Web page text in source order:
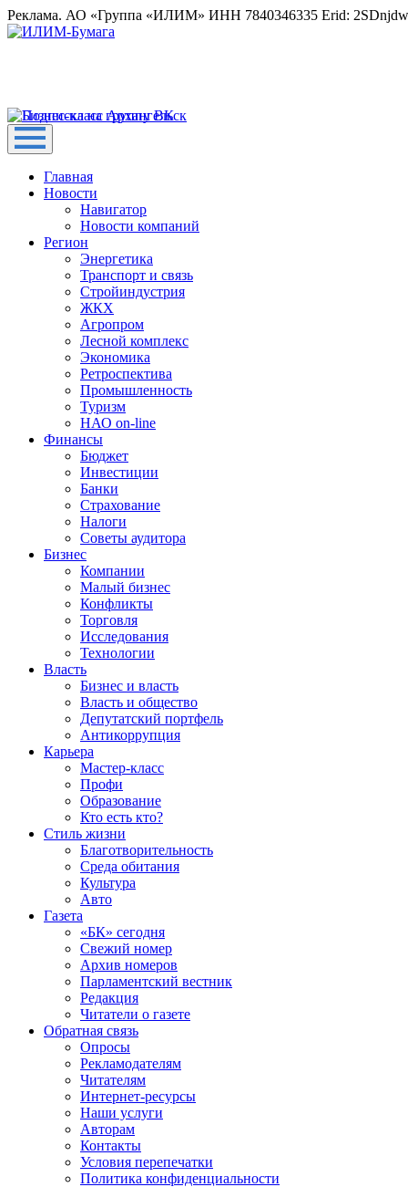
Реклама. АО «Группа «ИЛИМ» ИНН 7840346335 Erid:
Главная
Новости
Навигатор
Новости компаний
Регион
Энергетика
Транспорт и связь
Стройиндустрия
ЖКХ
Агропром
Лесной комплекс
Экономика
Ретроспектива
Промышленность
Туризм
НАО on-line
Финансы
Бюджет
Инвестиции
Банки
Страхование
Налоги
Советы аудитора
Бизнес
Компании
Малый бизнес
Конфликты
Торговля
Исследования
Технологии
Власть
Бизнес и власть
Власть и общество
Депутатский портфель
Антикоррупция
Карьера
Мастер-класс
Профи
Образование
Кто есть кто?
Стиль жизни
Благотворительность
Среда обитания
Культура
Авто
Газета
«БК» сегодня
Свежий номер
Архив номеров
Парламентский вестник
Редакция
Читатели о газете
Обратная связь
Опросы
Рекламодателям
Читателям
Интернет-ресурсы
Наши услуги
Авторам
Контакты
Условия перепечатки
Политика конфиденциальности